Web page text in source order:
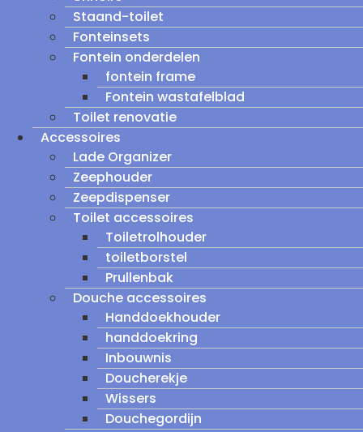
Staand-toilet
Fonteinsets
Fontein onderdelen
fontein frame
Fontein wastafelblad
Toilet renovatie
Accessoires
Lade Organizer
Zeephouder
Zeepdispenser
Toilet accessoires
Toiletrolhouder
toiletborstel
Prullenbak
Douche accessoires
Handdoekhouder
handdoekring
Inbouwnis
Doucherekje
Wissers
Douchegordijn